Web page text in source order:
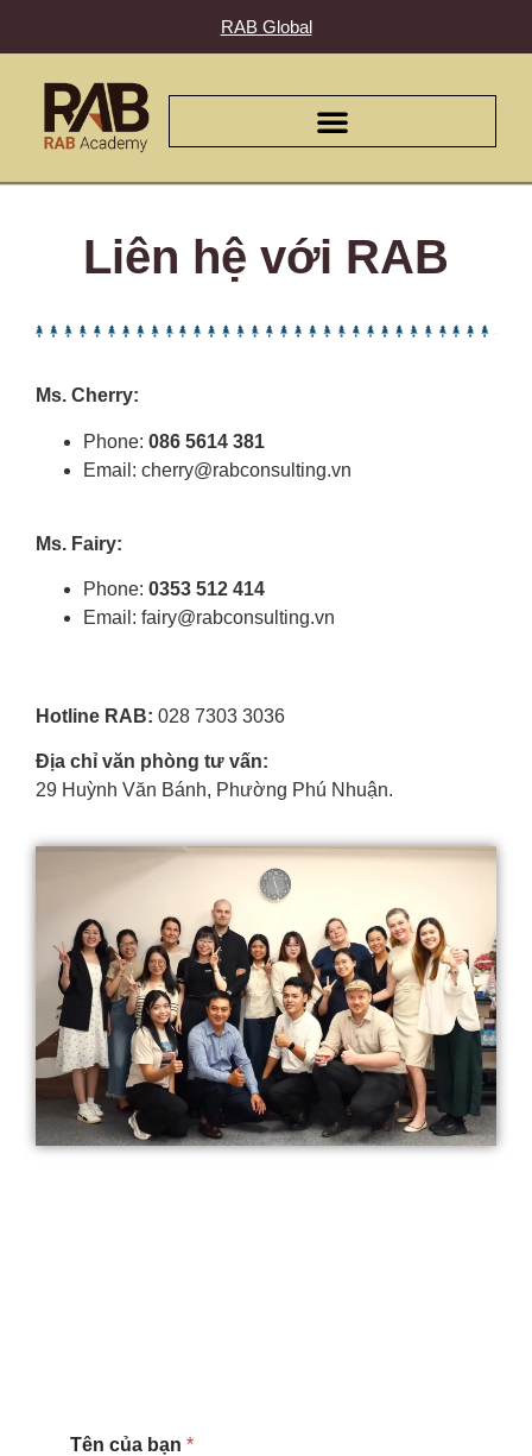
RAB Global
Liên hệ với RAB
Ms. Cherry:
Phone: 086 5614 381
Email: cherry@rabconsulting.vn
Ms. Fairy:
Phone: 0353 512 414
Email: fairy@rabconsulting.vn
Hotline RAB: 028 7303 3036
Địa chỉ văn phòng tư vấn:
29 Huỳnh Văn Bánh, Phường Phú Nhuận.
Tên của bạn *